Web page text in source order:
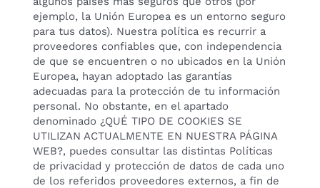
ejemplo, la Unión Europea es un entorno seguro
para tus datos). Nuestra política es recurrir a
proveedores confiables que, con independencia
de que se encuentren o no ubicados en la Unión
Europea, hayan adoptado las garantías
adecuadas para la protección de tu información
personal. No obstante, en el apartado
denominado ¿QUÉ TIPO DE COOKIES SE
UTILIZAN ACTUALMENTE EN NUESTRA PÁGINA
WEB?, puedes consultar las distintas Políticas
de privacidad y protección de datos de cada uno
de los referidos proveedores externos, a fin de